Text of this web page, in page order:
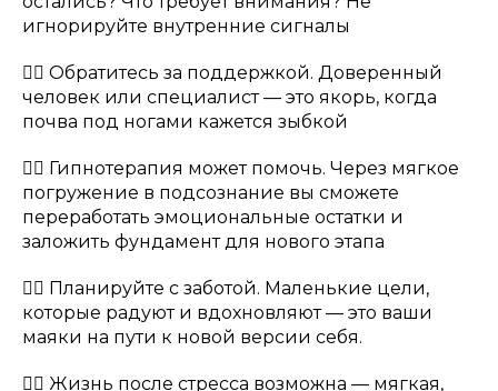
игнорируйте внутренние сигналы
👉🏻 Обратитесь за поддержкой. Доверенный
человек или специалист — это якорь, когда
почва под ногами кажется зыбкой
👉🏻 Гипнотерапия может помочь. Через мягкое
погружение в подсознание вы сможете
переработать эмоциональные остатки и
заложить фундамент для нового этапа
👉🏻 Планируйте с заботой. Маленькие цели,
которые радуют и вдохновляют — это ваши
маяки на пути к новой версии себя.
👉🏻 Жизнь после стресса возможна — мягкая,